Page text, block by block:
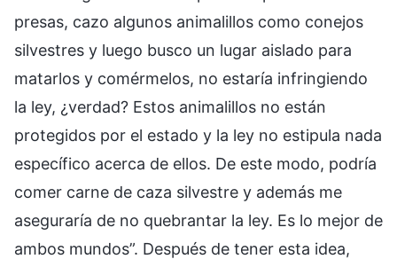
presas, cazo algunos animalillos como conejos
silvestres y luego busco un lugar aislado para
matarlos y comérmelos, no estaría infringiendo
la ley, ¿verdad? Estos animalillos no están
protegidos por el estado y la ley no estipula nada
específico acerca de ellos. De este modo, podría
comer carne de caza silvestre y además me
aseguraría de no quebrantar la ley. Es lo mejor de
ambos mundos”. Después de tener esta idea,